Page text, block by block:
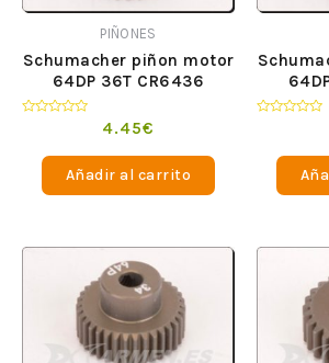
PIÑONES
Schumacher piñon motor
64DP 36T CR6436
4.45€
Añadir al carrito